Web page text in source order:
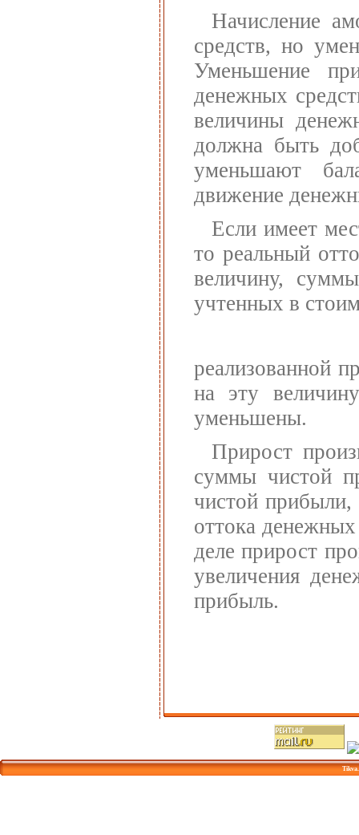
Начисление
средств, но
Уменьшение
денежных
величины
должна быть
уменьшают
движение
Если имеет
то реальный
величину,
учтенных в
реализованной
на эту
уменьшены.
Прирост
суммы чистой
чистой
оттока
деле прирост
увеличения
прибыль.